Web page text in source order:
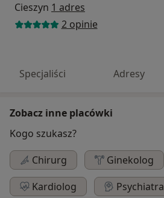
Cieszyn 1 adres
2 opinie
Specjaliści Adresy
Zobacz inne placówki
Kogo szukasz?
Chirurg
Ginekolog
Kardiolog
Psychiatra